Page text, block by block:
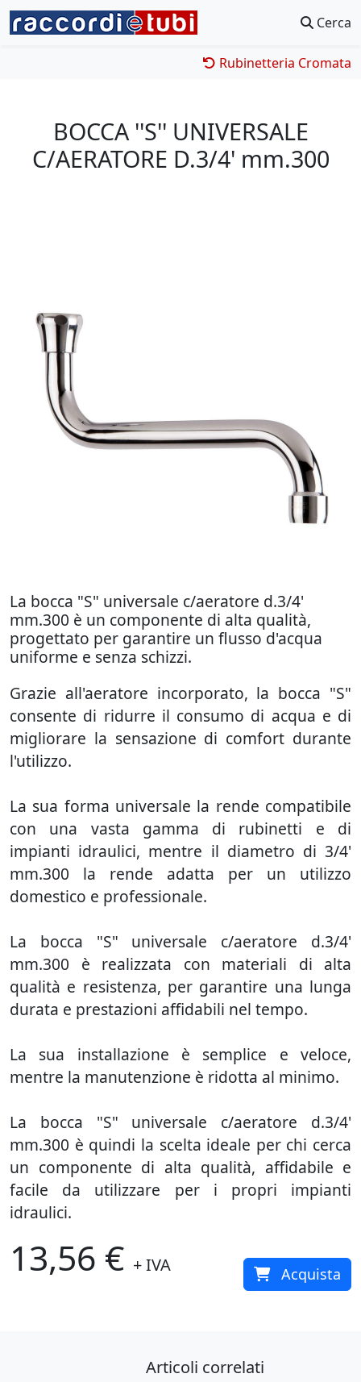
Cerca
Rubinetteria Cromata
BOCCA ''S'' UNIVERSALE
C/AERATORE D.3/4' mm.300
La bocca "S" universale c/aeratore d.3/4'
mm.300 è un componente di alta qualità,
progettato per garantire un flusso d'acqua
uniforme e senza schizzi.
Grazie all'aeratore incorporato, la bocca "S"
consente di ridurre il consumo di acqua e di
migliorare la sensazione di comfort durante
l'utilizzo.
La sua forma universale la rende compatibile
con una vasta gamma di rubinetti e di
impianti idraulici, mentre il diametro di 3/4'
mm.300 la rende adatta per un utilizzo
domestico e professionale.
La bocca "S" universale c/aeratore d.3/4'
mm.300 è realizzata con materiali di alta
qualità e resistenza, per garantire una lunga
durata e prestazioni affidabili nel tempo.
La sua installazione è semplice e veloce,
mentre la manutenzione è ridotta al minimo.
La bocca "S" universale c/aeratore d.3/4'
mm.300 è quindi la scelta ideale per chi cerca
un componente di alta qualità, affidabile e
facile da utilizzare per i propri impianti
idraulici.
13,56 € + IVA Acquista
Articoli correlati